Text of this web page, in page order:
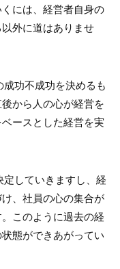
には、経営者自身の
外に道はありませ
功不成功を決めるも
から人の心が経営を
ースとした経営を実
していきますし、経
、社員の心の集合が
このように過去の経
態ができあがってい